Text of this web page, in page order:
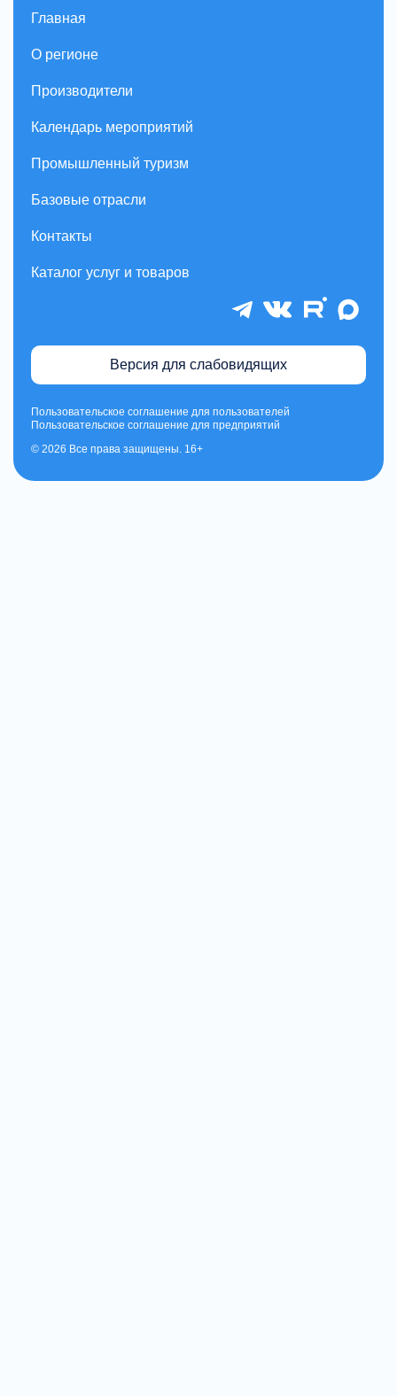
Пользовательское соглашение для пользователей
Пользовательское соглашение для предприятий
© 2026 Все права защищены. 16+
Главная
О регионе
Производители
Календарь мероприятий
Промышленный туризм
Базовые отрасли
Контакты
Каталог услуг и товаров
Версия для слабовидящих